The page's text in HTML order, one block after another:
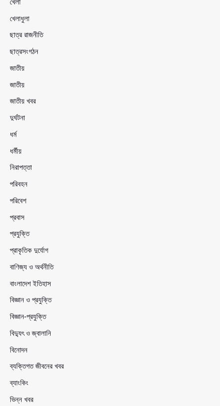
খেলা
খেলাধুলা
ছাত্র রাজনীতি
ছাত্রসংগঠন
জাতীয়
জাতীয়
জাতীয় খবর
দুর্ঘটনা
ধর্ম
ধর্মীয়
নিরাপত্তা
পরিবহন
পরিবেশ
প্রবাস
প্রযুক্তি
প্রাকৃতিক দুর্যোগ
বাণিজ্য ও অর্থনীতি
বাংলাদেশ ইতিহাস
বিজ্ঞান ও প্রযুক্তি
বিজ্ঞান-প্রযুক্তি
বিদ্যুৎ ও জ্বালানি
বিনোদন
ব্যক্তিগত জীবনের খবর
ব্যাংকিং
ভিন্ন খবর